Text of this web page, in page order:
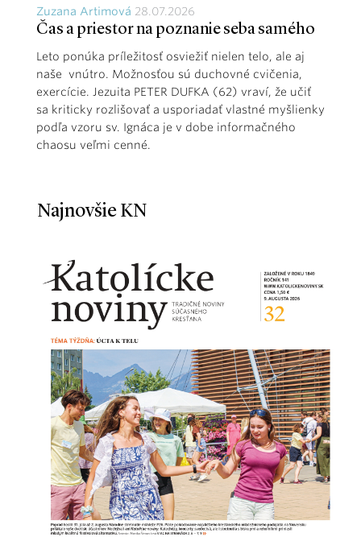
Zuzana Artimová 28.07.2026
Čas a priestor na poznanie seba samého
Leto ponúka príležitosť osviežiť nielen telo, ale aj
naše vnútro. Možnosťou sú duchovné cvičenia,
exercície. Jezuita PETER DUFKA (62) vraví, že učiť
sa kriticky rozlišovať a usporiadať vlastné myšlienky
podľa vzoru sv. Ignáca je v dobe informačného
chaosu veľmi cenné.
Najnovšie KN